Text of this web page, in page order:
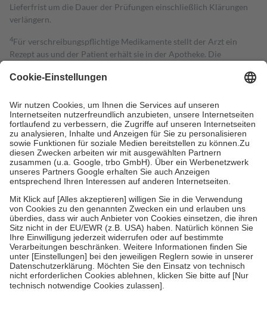
Lieferfrist um die Dauer der Prüfungen einschließlich Klärungen
verlängern.
4Für verschreibungspflichtige Medikamente stellt der Arzt ein
Rezept aus und der Patient erhält sie in der Apotheke. Die
Kosten dafür, der Versicherte trägt einen Teil davon als Zuzahlung
Grundsätzlich leisten Mitglieder Zuzahlungen in Höhe von zehn
Prozent des Abgabepreises,mindestensjedochfünf Euround
höchstens zehn Euro.Es sind jedoch nie mehr als die tatsächlichen
Kosten der Leistung zu entrichten.
Diese Regeln gelten grundsätzlich auch für Online-Apotheken.
Bei Heilmitteln und häuslicher Krankenpflege beträgt die
Zuzahlung zehn Prozent der Kosten sowie zehn Euro je
Um das Engagement der Versicherten für ihre eigene Gesundheit zu
stärken und die besondere Stellung der Familie zu unterstützen,
fallenkeine Zuzahlungen an bei:
• Kindern und Jugendlichen bis zum vollendeten 18. Lebensjahr
mit Ausnahme der Fahrkosten
• Untersuchungen zur Vorsorge und Früherkennung, die von der
GKV getragen werden
• empfohlenen Schutzimpfungen